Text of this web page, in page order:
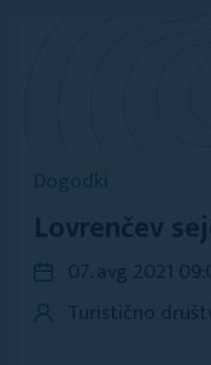
Dogodki
Lovrenčev